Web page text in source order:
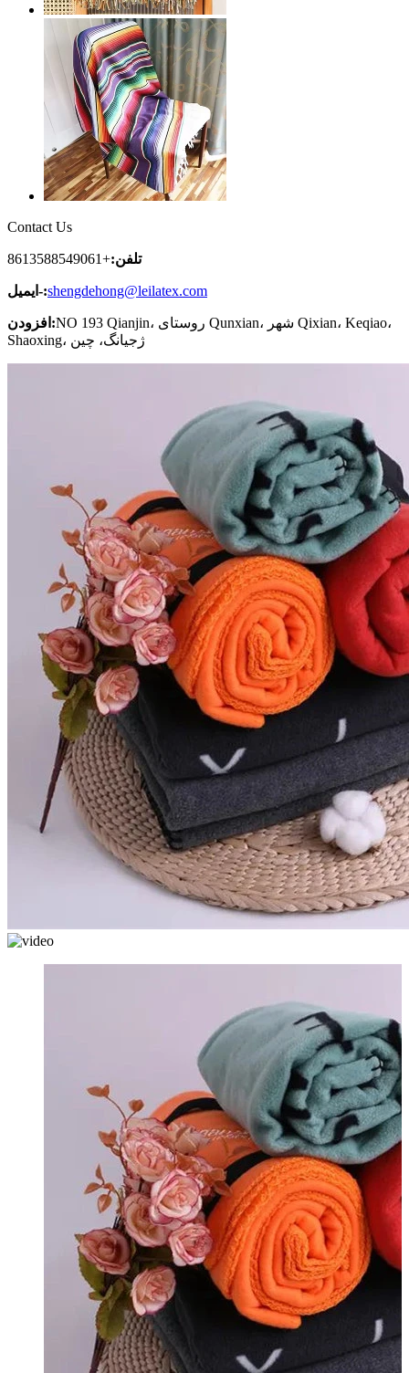
Contact Us
تلفن:+8613588549061
ایمیل-:shengdehong@leilatex.com
افزودن:NO 193 Qianjin، روستای Qunxian، شهر Qixian، Keqiao،
Shaoxing، ژجیانگ، چین